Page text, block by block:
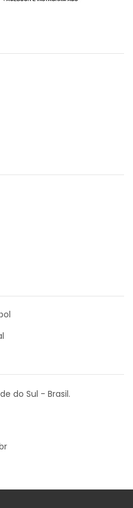
do Sul - Brasil.